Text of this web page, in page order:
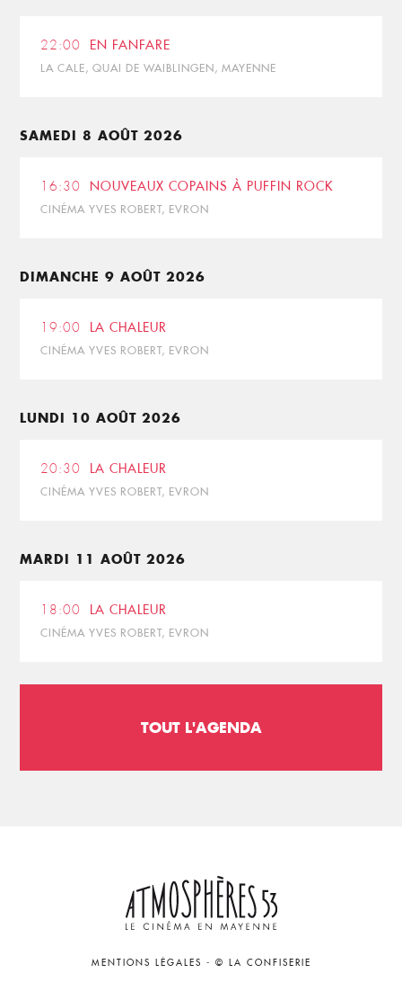
22:00 EN FANFARE
LA CALE, QUAI DE WAIBLINGEN, MAYENNE
SAMEDI 8 AOÛT 2026
16:30 NOUVEAUX COPAINS À PUFFIN ROCK
CINÉMA YVES ROBERT, EVRON
DIMANCHE 9 AOÛT 2026
19:00 LA CHALEUR
CINÉMA YVES ROBERT, EVRON
LUNDI 10 AOÛT 2026
20:30 LA CHALEUR
CINÉMA YVES ROBERT, EVRON
MARDI 11 AOÛT 2026
18:00 LA CHALEUR
CINÉMA YVES ROBERT, EVRON
TOUT L'AGENDA
MENTIONS LÉGALES - © LA CONFISERIE